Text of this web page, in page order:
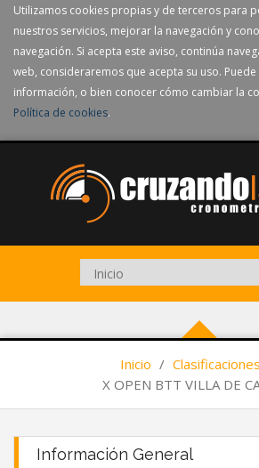
Utilizamos cookies propias y de terceros para
nuestros servicios, mejorar la navegación y
navegación. Si acepta este aviso, continúa
web, consideraremos que acepta su uso.
información, o bien conocer cómo cambiar la
Política de cookies.
Inicio / Clasificaciones
X OPEN BTT VILLA DE
Información General